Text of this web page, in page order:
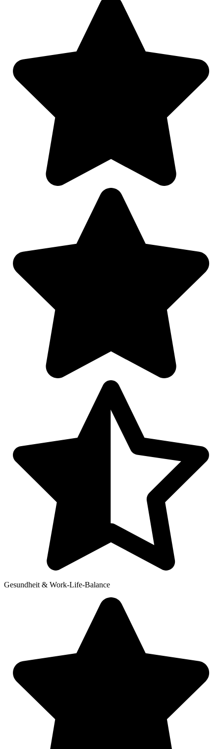
Gesundheit & Work-Life-Balance